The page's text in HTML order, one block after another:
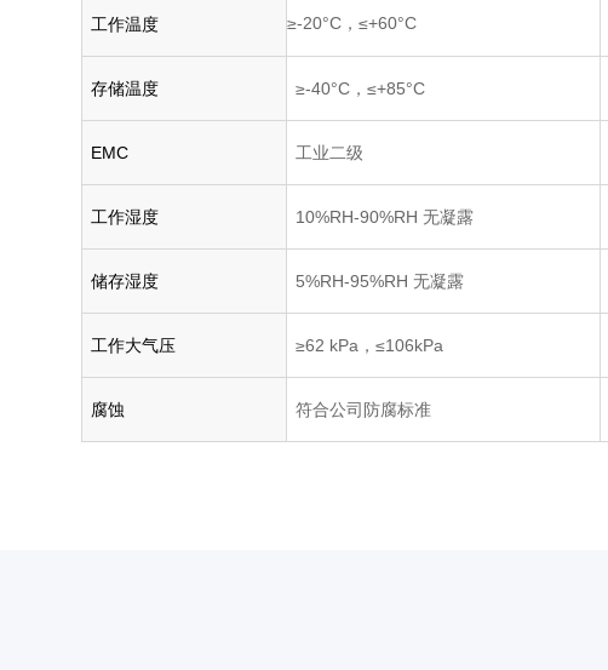
工作温度 ≥-20°C ，≤+60°C
存储温度 ≥-40°C，≤+85°C
EMC 工业二级
工作湿度 10%RH-90%RH无凝露
储存湿度 5%RH-95%RH无凝露
工作大气压 ≥62 kPa，≤106kPa
腐蚀 符合公司防腐标准